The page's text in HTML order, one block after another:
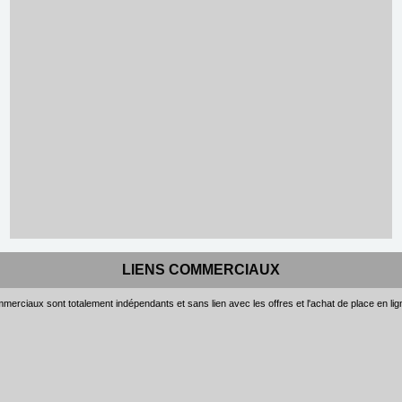
LIENS COMMERCIAUX
sont totalement indépendants et sans lien avec les offres et l'achat de place en